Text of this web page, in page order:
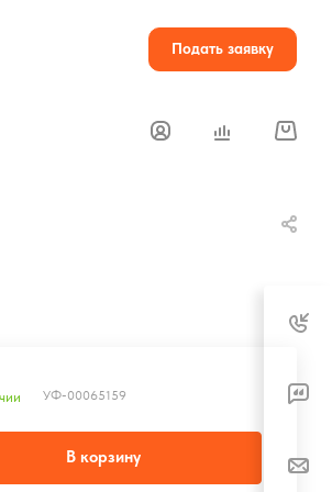
Подать заявку
УФ-00065159
В корзину